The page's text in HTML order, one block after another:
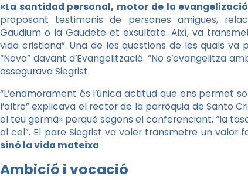
«La santidad personal, motor de la
proposant testimonis de persones amigues,
Gaudium o la Gaudete et exsultate. Així, va
vida cristiana”. Una de les qüestions de les quals
“Nova” davant d’Evangelització. “No s’evangelitza
assegurava Siegrist.
“L’enamorament és l’única actitud que ens permet
l’altre” explicava el rector de la parròquia de Santo
el teu germà» perquè segons el conferenciant, “la
al cel”. El pare Siegrist va voler transmetre un valor
sinó la vida mateixa.
Ambició i vocació